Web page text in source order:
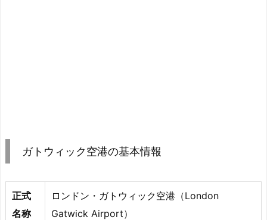
ガトウィック空港の基本情報
正式
名称
ロンドン・ガトウィック空港（London
Gatwick Airport）